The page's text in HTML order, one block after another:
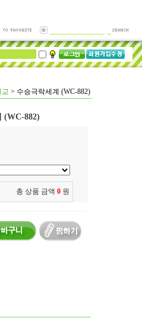
교 > 수승극락세계 (WC-882)
(WC-882)
총 상품 금액 0 원